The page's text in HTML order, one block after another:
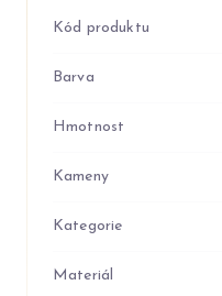
Kód produktu
Barva
Hmotnost
Kameny
Kategorie
Materiál